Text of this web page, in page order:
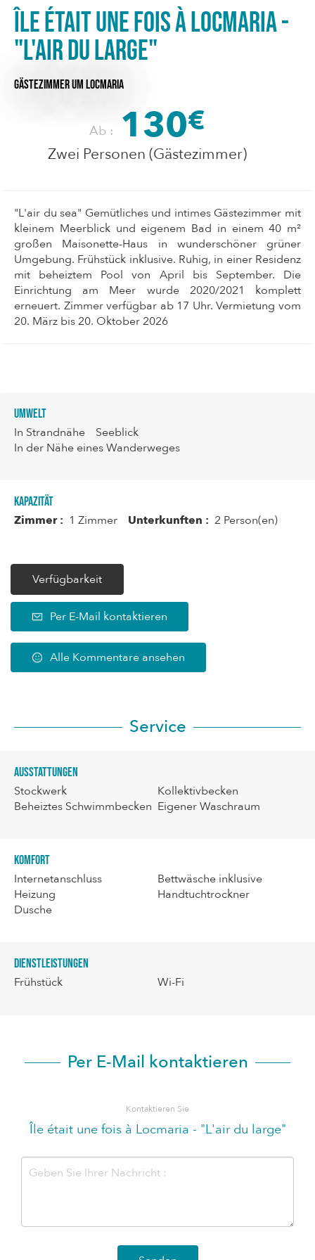
Île était une fois à Locmaria -
"L'air du large"
GÄSTEZIMMERUM LOCMARIA
Ab : 130€
Zwei Personen (Gästezimmer)
"L'air du sea" Gemütliches und intimes Gästezimmer mit
kleinem Meerblick und eigenem Bad in einem 40 m²
großen Maisonette-Haus in wunderschöner grüner
Umgebung. Frühstück inklusive. Ruhig, in einer Residenz
mit beheiztem Pool von April bis September. Die
Einrichtung am Meer wurde 2020/2021 komplett
erneuert. Zimmer verfügbar ab 17 Uhr. Vermietung vom
20. März bis 20. Oktober 2026
Umwelt
In Strandnähe
Seeblick
In der Nähe eines Wanderweges
Kapazität
Zimmer : 1 Zimmer Unterkunften : 2 Person(en)
Verfügbarkeit
Per E-Mail kontaktieren
Alle Kommentare ansehen
Service
Ausstattungen
Stockwerk
Beheiztes Schwimmbecken
Kollektivbecken
Eigener Waschraum
Komfort
Internetanschluss
Heizung
Dusche
Bettwäsche inklusive
Handtuchtrockner
Dienstleistungen
Frühstück Wi-Fi
Per E-Mail kontaktieren
Kontaktieren Sie
Île était une fois à Locmaria - "L'air du large"